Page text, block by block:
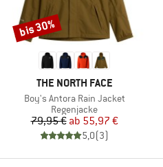
MARKE
THE NORTH FACE
Artikel
Boy's Antora Rain Jacket
Produktgruppe
Regenjacke
Preis
79,95 € reduzierter Preis
ab 55,97 €
5,0(3)
Rabatt
bis 30%